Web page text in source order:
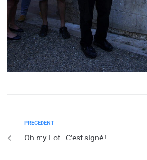
PRÉCÉDENT
Oh my Lot ! C’est signé !